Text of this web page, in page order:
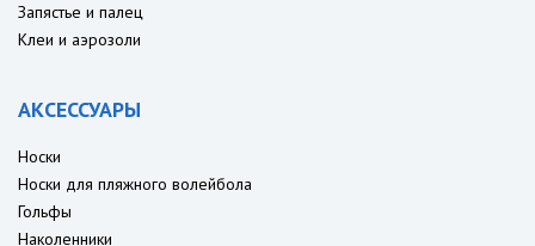
Запястье и палец
Клеи и аэрозоли
АКСЕССУАРЫ
Носки
Носки для пляжного волейбола
Гольфы
Наколенники